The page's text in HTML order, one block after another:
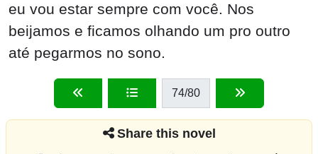
eu vou estar sempre com você. Nos
beijamos e ficamos olhando um pro outro
até pegarmos no sono.
74/80
Share this novel